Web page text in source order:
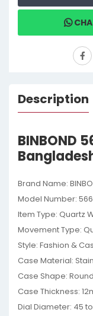
Description
BINBOND
Brand Name:
Model Number:
Item Type: Quartz
Movement Type:
Style: Fashion &
Case Material:
Case Shape: Round
Case Thickness:
Dial Diameter: 45